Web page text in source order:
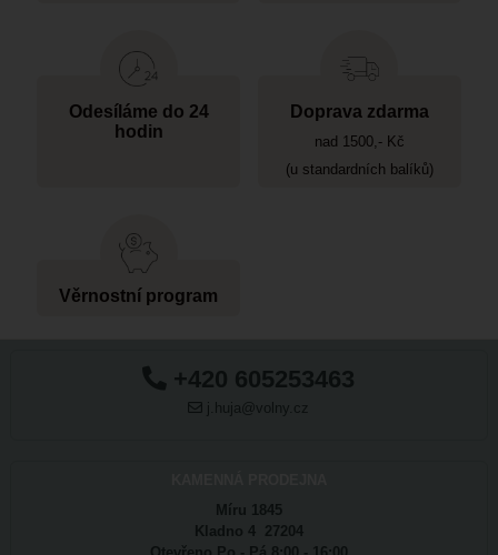
Odesíláme do 24
hodin
Doprava zdarma
nad 1500,- Kč
(u standardních balíků)
Věrnostní program
+420 605253463
j.huja@volny.cz
Míru 1845
Kladno 4 27204